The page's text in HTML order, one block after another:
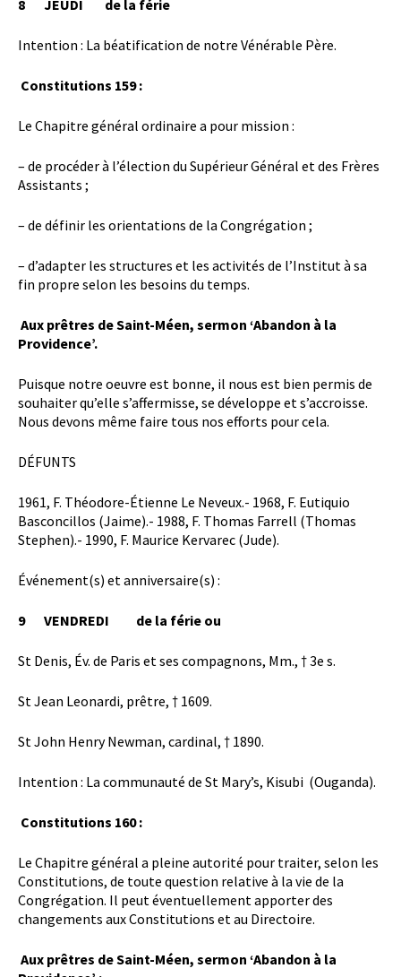
8 JEUDI de la férie
Intention : La béatification de notre Vénérable Père.
Constitutions 159 :
Le Chapitre général ordinaire a pour mission :
– de procéder à l’élection du Supérieur Général et des Frères
Assistants ;
– de définir les orientations de la Congrégation ;
– d’adapter les structures et les activités de l’Institut à sa
fin propre selon les besoins du temps.
Aux prêtres de Saint-Méen, sermon ‘Abandon à la
Providence’.
Puisque notre oeuvre est bonne, il nous est bien permis de
souhaiter qu’elle s’affermisse, se développe et s’accroisse.
Nous devons même faire tous nos efforts pour cela.
DÉFUNTS
1961, F. Théodore-Étienne Le Neveux.- 1968, F. Eutiquio
Basconcillos (Jaime).- 1988, F. Thomas Farrell (Thomas
Stephen).- 1990, F. Maurice Kervarec (Jude).
Événement(s) et anniversaire(s) :
9 VENDREDI de la férie ou
St Denis, Év. de Paris et ses compagnons, Mm., † 3e s.
St Jean Leonardi, prêtre, † 1609.
St John Henry Newman, cardinal, † 1890.
Intention : La communauté de St Mary’s, Kisubi (Ouganda).
Constitutions 160 :
Le Chapitre général a pleine autorité pour traiter, selon les
Constitutions, de toute question relative à la vie de la
Congrégation. Il peut éventuellement apporter des
changements aux Constitutions et au Directoire.
Aux prêtres de Saint-Méen, sermon ‘Abandon à la